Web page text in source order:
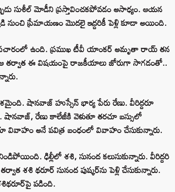
సుశీల్ మోడీని ప్రస్తావించకపోవడం అసాధ్యం. ఆయన
నుంచి ప్రేమాయణం మొదలై ఇద్దరికీ పెళ్లి కూడా అయింది.
ఉంది. ప్రముఖ టీవీ యాంకర్ అమృతా రాయ్ తన
తర్వాత ఈ విషయంపై రాజకీయాలు జోరుగా సాగడంతో..
షానవాజ్ హుస్సేన్ భార్య పేరు రేణు. వీరిద్దరూ
షానవాజ్, రేణు కాలేజీకి వెళుతూ తరచూ బస్సులో
వివాహం అనే పవిత్ర బంధంలో వివాహం చేసుకున్నారు.
ఢిల్లీలో శశి, సునంద కలుసుకున్నారు. వీరిద్దరి
థరూర్ సునంద పుష్కర్‌ను పెళ్లి చేసుకున్నారు.
పడింది.